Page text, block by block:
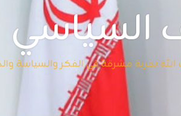
السياسي
تجربة مشرقة في الفكر والسياسة